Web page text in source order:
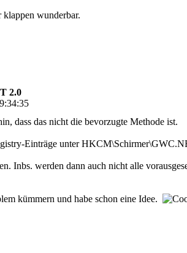
wunderbar.
2.0
dass das nicht die bevorzugte Methode ist.
Einträge unter
Inbs. werden dann auch nicht alle
kümmern und habe schon eine Idee.